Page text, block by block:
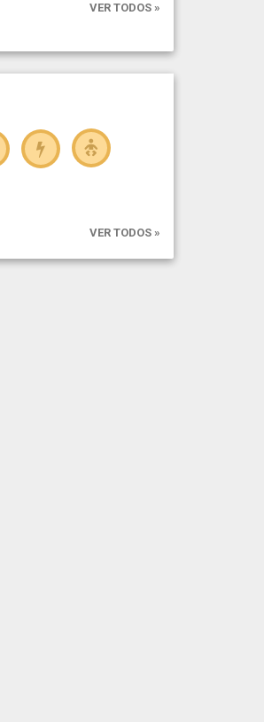
VER TODOS »
VER TODOS »